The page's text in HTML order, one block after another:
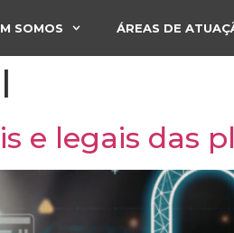
SOMOS ÁREAS DE
e legais das